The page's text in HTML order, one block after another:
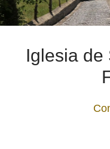
Iglesia de